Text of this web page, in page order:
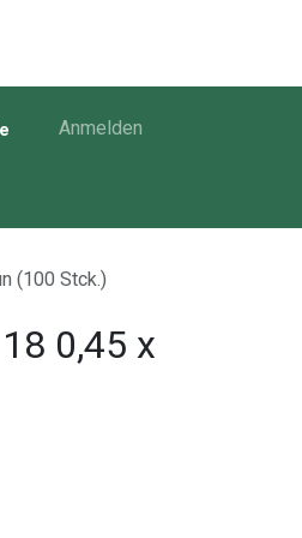
Anmelden
(100 Stck.)
0,45 x